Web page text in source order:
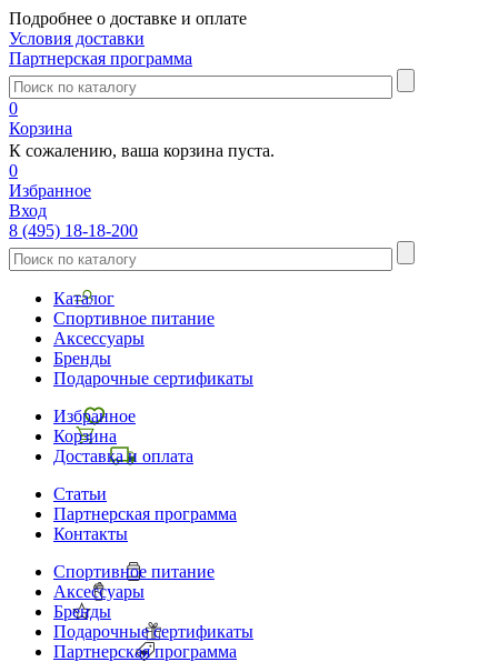
Подробнее о доставке и оплате
Условия доставки
Партнерская программа
0
Корзина
К сожалению, ваша корзина пуста.
0
Избранное
Вход
8 (495) 18-18-200
Каталог
Спортивное питание
Аксессуары
Бренды
Подарочные сертификаты
Избранное
Корзина
Доставка и оплата
Статьи
Партнерская программа
Контакты
Спортивное питание
Аксессуары
Бренды
Подарочные сертификаты
Партнерская программа